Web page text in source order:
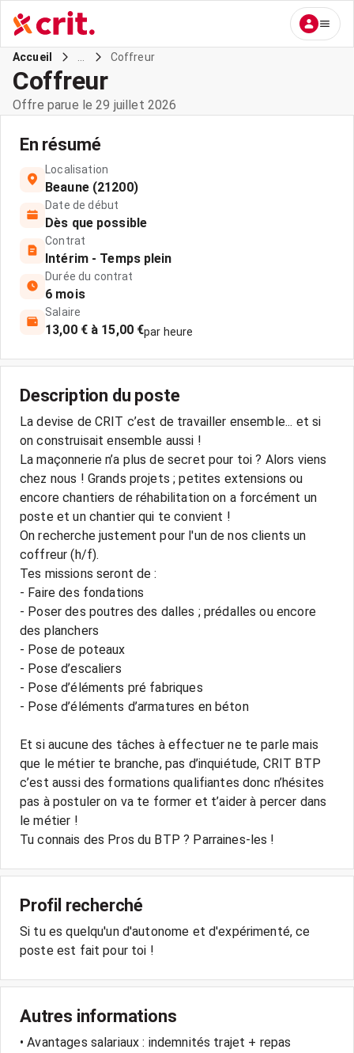
Accueil Coffreur
Coffreur
Offre parue le 29 juillet 2026
En résumé
Localisation
Beaune (21200)
Date de début
Dès que possible
Contrat
Intérim - Temps plein
Durée du contrat
6 mois
Salaire
13,00 € à 15,00 €par heure
Description du poste
La devise de CRIT c’est de travailler ensemble... et si
on construisait ensemble aussi !
La maçonnerie n’a plus de secret pour toi ? Alors viens
chez nous ! Grands projets ; petites extensions ou
encore chantiers de réhabilitation on a forcément un
poste et un chantier qui te convient !
On recherche justement pour l'un de nos clients un
coffreur (h/f).
Tes missions seront de :
- Faire des fondations
- Poser des poutres des dalles ; prédalles ou encore
des planchers
- Pose de poteaux
- Pose d’escaliers
- Pose d’éléments pré fabriques
- Pose d’éléments d’armatures en béton
Et si aucune des tâches à effectuer ne te parle mais
que le métier te branche, pas d’inquiétude, CRIT BTP
c’est aussi des formations qualifiantes donc n’hésites
pas à postuler on va te former et t’aider à percer dans
le métier !
Tu connais des Pros du BTP ? Parraines-les !
Profil recherché
Si tu es quelqu'un d'autonome et d'expérimenté, ce
poste est fait pour toi !
Autres informations
• Avantages salariaux : indemnités trajet + repas